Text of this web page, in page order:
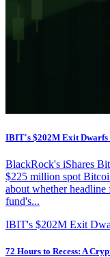
IBIT's $202M Exit Dwarfs
BlackRock's iShares
$225 million spot
about whether
fund's...
IBIT's $202M Exit
72 Hours to Recess: A